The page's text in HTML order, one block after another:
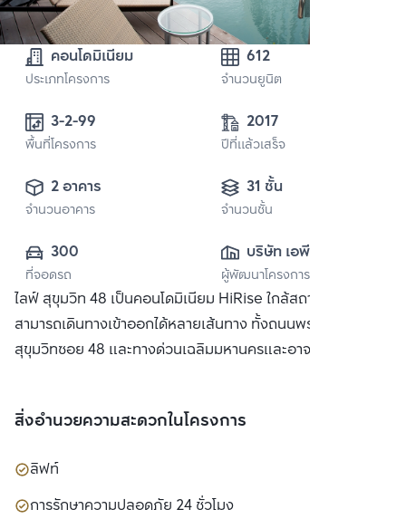
คอนโดมิเนียม
ประเภทโครงการ
612
จำนวนยูนิต
พื้นที่โครงการ
2017
ปีที่แล้วเสร็จ
2 อาคาร
จำนวนอาคาร
31 ชั้น
จำนวนชั้น
300
ที่จอดรถ
บริษัท เอพี (ไทย
แลนด์)
จำกัด(มหาชน)
ผู้พัฒนาโครงการ
ไลฟ์ สุขุมวิท 48 เป็นคอนโดมิเนียม HiRise ใกล้สถานีพระโขนง
สามารถเดินทางเข้าออกได้หลายเส้นทาง ทั้งถนนพระราม 4, ถนน
สุขุมวิทซอย 48 และทางด่วนเฉลิมมหานครและอาจณรงค์
สิ่งอำนวยความสะดวกในโครงการ
ลิฟท์
การรักษาความปลอดภัย 24 ชั่วโมง